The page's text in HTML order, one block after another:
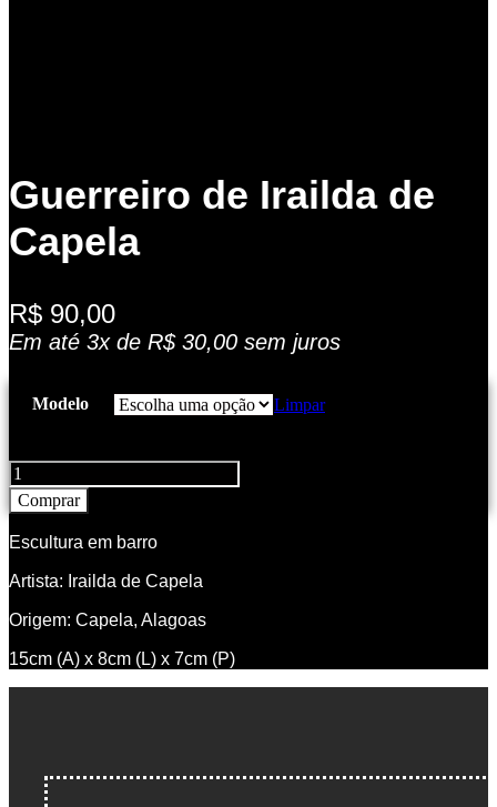
Guerreiro de Irailda de
Capela
R$ 90,00
Em até 3x de R$30,00 sem juros
Modelo Limpar
Guerreiro
de
Irailda
Capela
Comprar
Escultura em barro
Artista: Irailda de Capela
Origem: Capela, Alagoas
15cm (A) x 8cm (L) x 7cm (P)